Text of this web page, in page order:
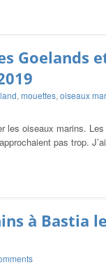
Goelands
, mouettes, oiseaux
les oiseaux marins. Les
pas trop. J’ai
à Bastia le